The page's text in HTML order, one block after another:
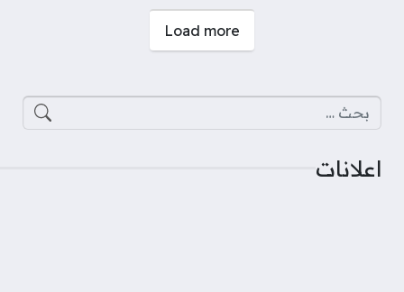
Load more
البحث عن:
اعلانات